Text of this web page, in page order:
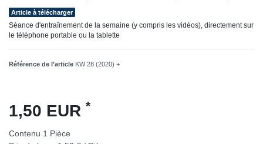
Article à télécharger
Séance d'entraînement de la semaine (y compris les vidéos), directement sur
le téléphone portable ou la tablette
Référence de l’article KW 28 (2020) +
1,50 EUR *
Contenu 1 Pièce